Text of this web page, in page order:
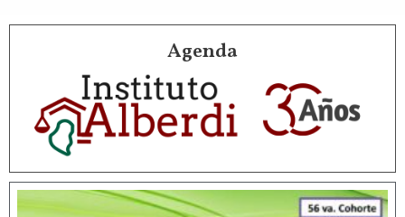
Agenda